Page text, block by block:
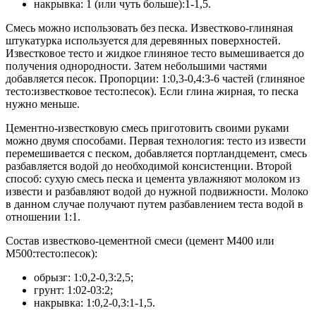
накрывка: 1 (или чуть больше):1-1,5.
Смесь можно использовать без песка. Известково-глиняная
штукатурка используется для деревянных поверхностей.
Известковое тесто и жидкое глиняное тесто вымешивается до
получения однородности. Затем небольшими частями
добавляется песок. Пропорции: 1:0,3-0,4:3-6 частей (глиняное
тесто:известковое тесто:песок). Если глина жирная, то песка
нужно меньше.
Цементно-известковую смесь приготовить своими руками
можно двумя способами. Первая технология: тесто из извести
перемешивается с песком, добавляется портландцемент, смесь
разбавляется водой до необходимой консистенции. Второй
способ: сухую смесь песка и цемента увлажняют молоком из
извести и разбавляют водой до нужной подвижности. Молоко
в данном случае получают путем разбавлением теста водой в
отношении 1:1.
Состав известково-цементной смеси (цемент М400 или
М500:тесто:песок):
обрызг: 1:0,2-0,3:2,5;
грунт: 1:02-03:2;
накрывка: 1:0,2-0,3:1-1,5.